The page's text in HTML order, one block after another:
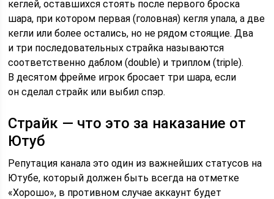
кеглей, оставшихся стоять после первого броска
шара, при котором первая (головная) кегля упала, а две
кегли или более остались, но не рядом стоящие. Два
и три последовательных страйка называются
соответственно даблом (double) и триплом (triple).
В десятом фрейме игрок бросает три шара, если
он сделал страйк или выбил спэр.
Страйк — что это за наказание от
Ютуб
Репутация канала это один из важнейших статусов на
Ютубе, который должен быть всегда на отметке
«Хорошо», в противном случае аккаунт будет